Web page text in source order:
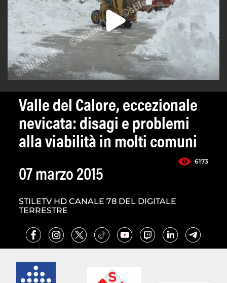
Valle del Calore, eccezionale
nevicata: disagi e problemi
alla viabilità in molti comuni
6173
07 marzo 2015
STILETV HD CANALE 78 DEL DIGITALE
TERRESTRE